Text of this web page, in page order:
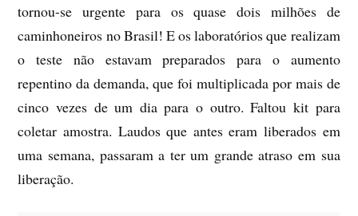
tornou-se urgente para os quase dois milhões de
caminhoneiros no Brasil! E os laboratórios que realizam
o teste não estavam preparados para o aumento
repentino da demanda, que foi multiplicada por mais de
cinco vezes de um dia para o outro. Faltou kit para
coletar amostra. Laudos que antes eram liberados em
uma semana, passaram a ter um grande atraso em sua
liberação.